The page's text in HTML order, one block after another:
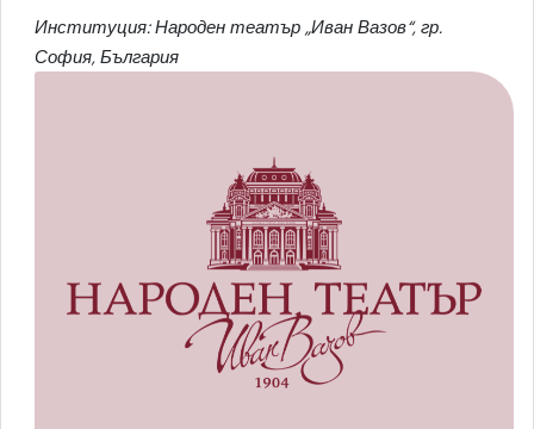
Институция: Народен театър „Иван Вазов“, гр.
София, България